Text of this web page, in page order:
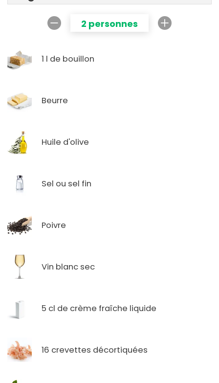
2 personnes
1 l de bouillon
Beurre
Huile d'olive
Sel ou sel fin
Poivre
Vin blanc sec
5 cl de crème fraîche liquide
16 crevettes décortiquées